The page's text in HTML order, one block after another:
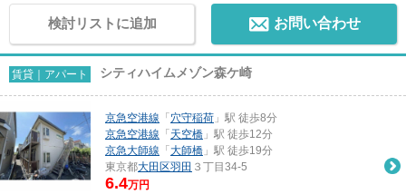
検討リストに追加 お問い合わせ
賃貸｜アパート シティハイムメゾン森ケ崎
京急空港線 「 穴守稲荷 」駅 徒歩8分
京急空港線 「 天空橋 」駅 徒歩12分
京急大師線 「 大師橋 」駅 徒歩19分
東京都大田区羽田 ３丁目34-5
6.4万円